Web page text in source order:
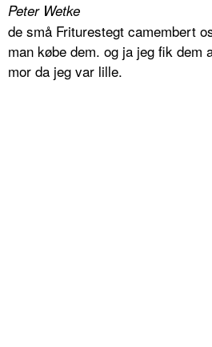
Peter Wetke
de små Friturestegt camembert
man købe dem. og ja jeg fik dem
mor da jeg var lille.